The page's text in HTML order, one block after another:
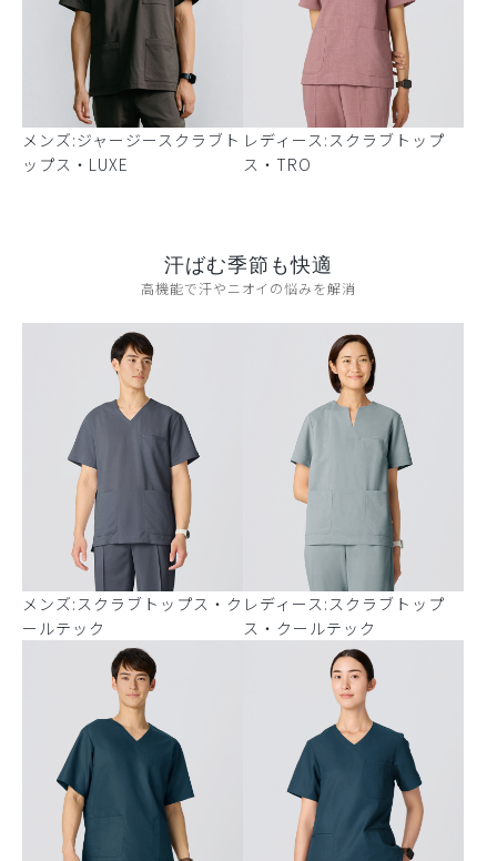
メンズ:ジャージースクラブト
ップス・LUXE
レディース:スクラブトップ
ス・TRO
汗ばむ季節も快適
高機能で汗やニオイの悩みを解消
メンズ:スクラブトップス・ク
ールテック
レディース:スクラブトップ
ス・クールテック